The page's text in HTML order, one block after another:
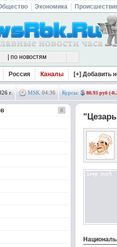
Экономика
Россия Каналы [+] Добавить
г. MSK 04:36 Курсы: 80.93 руб (-